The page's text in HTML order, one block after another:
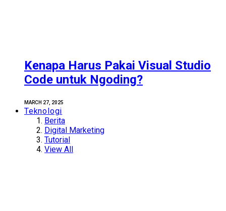
Kenapa Harus Pakai Visual Studio
Code untuk Ngoding?
MARCH 27, 2025
Teknologi
Berita
Digital Marketing
Tutorial
View All